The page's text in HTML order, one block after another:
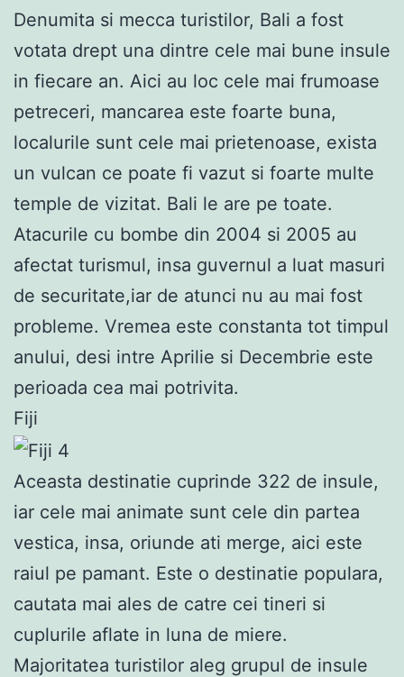
Denumita si mecca turistilor, Bali a fost
votata drept una dintre cele mai bune insule
in fiecare an. Aici au loc cele mai frumoase
petreceri, mancarea este foarte buna,
localurile sunt cele mai prietenoase, exista
un vulcan ce poate fi vazut si foarte multe
temple de vizitat. Bali le are pe toate.
Atacurile cu bombe din 2004 si 2005 au
afectat turismul, insa guvernul a luat masuri
de securitate,iar de atunci nu au mai fost
probleme. Vremea este constanta tot timpul
anului, desi intre Aprilie si Decembrie este
perioada cea mai potrivita.
Fiji
Aceasta destinatie cuprinde 322 de insule,
iar cele mai animate sunt cele din partea
vestica, insa, oriunde ati merge, aici este
raiul pe pamant. Este o destinatie populara,
cautata mai ales de catre cei tineri si
cuplurile aflate in luna de miere.
Majoritatea turistilor aleg grupul de insule